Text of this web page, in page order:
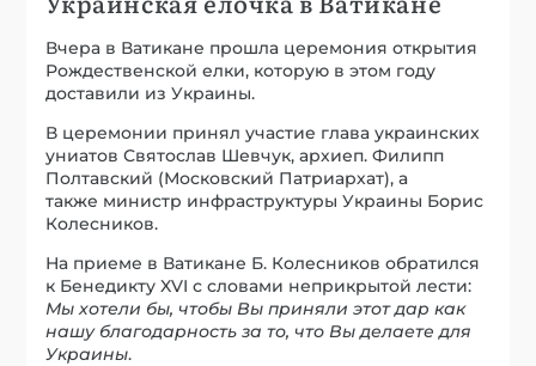
Вчера в Ватикане прошла церемония открытия
Рождественской елки, которую в этом году
доставили из Украины.
В церемонии принял участие глава украинских
униатов Святослав Шевчук, архиеп. Филипп
Полтавский (Московский Патриархат), а
также министр инфраструктуры Украины Борис
Колесников.
На приеме в Ватикане Б. Колесников обратился
к Бенедикту XVI с словами неприкрытой лести:
Мы хотели бы, чтобы Вы приняли этот дар как
нашу благодарность за то, что Вы делаете для
Украины.